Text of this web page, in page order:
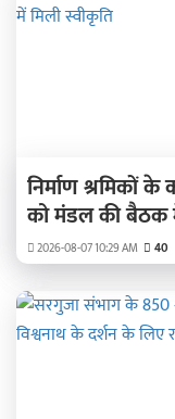
निर्माण श्रमिकों
को मंडल की बैठक
2026-08-07 10:29 AM 40